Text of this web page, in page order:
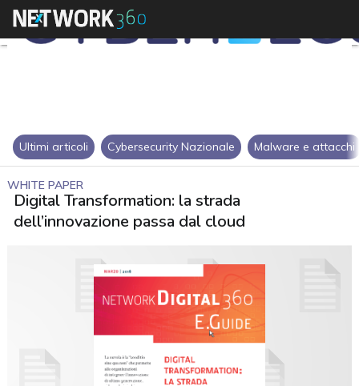
Ultimi articoli Cybersecurity Nazionale Malware e attacchi
WHITE PAPER
Digital Transformation: la strada
dell’innovazione passa dal cloud